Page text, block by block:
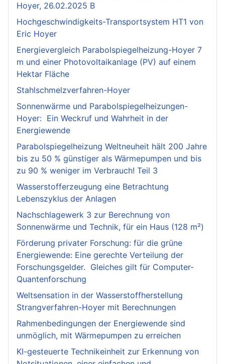
Hoyer, 26.02.2025 B
Hochgeschwindigkeits-Transportsystem HT1 von
Eric Hoyer
Energievergleich Parabolspiegelheizung-Hoyer 7
m und einer Photovoltaikanlage (PV) auf einem
Hektar Fläche
Stahlschmelzverfahren-Hoyer
Sonnenwärme und Parabolspiegelheizungen-
Hoyer: Ein Weckruf und Wahrheit in der
Energiewende
Parabolspiegelheizung Weltneuheit hält 200 Jahre
bis zu 50 % günstiger als Wärmepumpen und bis
zu 90 % weniger im Verbrauch! Teil 3
Wasserstofferzeugung eine Betrachtung
Lebenszyklus der Anlagen
Nachschlagewerk 3 zur Berechnung von
Sonnenwärme und Technik, für ein Haus (128 m²)
Förderung privater Forschung: für die grüne
Energiewende: Eine gerechte Verteilung der
Forschungsgelder. Gleiches gilt für Computer-
Quantenforschung
Weltsensation in der Wasserstoffherstellung
Strangverfahren-Hoyer mit Berechnungen
Rahmenbedingungen der Energiewende sind
unmöglich, mit Wärmepumpen zu erreichen
KI-gesteuerte Technikeinheit zur Erkennung von